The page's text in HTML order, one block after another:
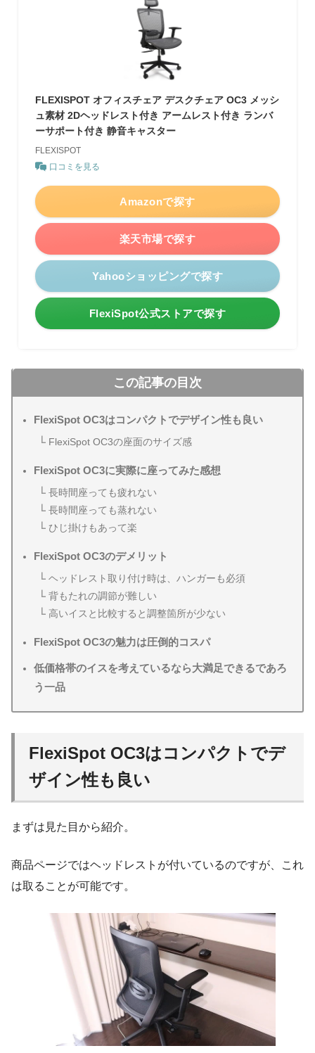
FLEXISPOT オフィスチェア デスクチェア OC3 メッシ
ュ素材 2Dヘッドレスト付き アームレスト付き ランバ
ーサポート付き 静音キャスター
FLEXISPOT
口コミを見る
Amazonで探す
楽天市場で探す
Yahooショッピングで探す
FlexiSpot公式ストアで探す
この記事の目次
FlexiSpot OC3はコンパクトでデザイン性も良い
FlexiSpot OC3の座面のサイズ感
FlexiSpot OC3に実際に座ってみた感想
長時間座っても疲れない
長時間座っても蒸れない
ひじ掛けもあって楽
FlexiSpot OC3のデメリット
ヘッドレスト取り付け時は、ハンガーも必須
背もたれの調節が難しい
高いイスと比較すると調整箇所が少ない
FlexiSpot OC3の魅力は圧倒的コスパ
低価格帯のイスを考えているなら大満足できるであろ
う一品
FlexiSpot OC3はコンパクトでデ
ザイン性も良い
まずは見た目から紹介。
商品ページではヘッドレストが付いているのですが、これ
は取ることが可能です。